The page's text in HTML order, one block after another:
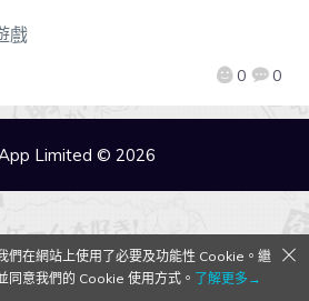
0 0
戲
Limited © 2026
們在網站上使用了必要及功能性 Cookie。繼
同意我們的 Cookie 使用方式。 了解更多→